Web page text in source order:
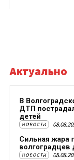
Актуально
В
ДТП
детей
НОВОСТИ
Сильная жара
НОВОСТИ